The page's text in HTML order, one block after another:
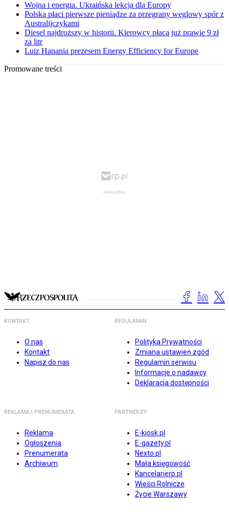
Wojna i energia. Ukraińska lekcja dla Europy
Polska płaci pierwsze pieniądze za przegrany węglowy spór z
Australijczykami
Diesel najdroższy w historii. Kierowcy płacą już prawie 9 zł
za litr
Luiz Hanania prezesem Energy Efficiency for Europe
Promowane treści
KONTAKT
O nas
Kontakt
Napisz do nas
REGULAMIN
Polityka Prywatności
Zmiana ustawień zgód
Regulamin serwisu
Informacje o nadawcy
Deklaracja dostępności
REKLAMA I PRENUMERATA
Reklama
Ogłoszenia
Prenumerata
Archiwum
PARTNERZY
E-kiosk.pl
E-gazety.pl
Nexto.pl
Mała księgowość
Kancelarierp.pl
Wieści Rolnicze
Życie Warszawy